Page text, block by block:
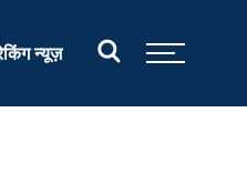
न्यूज़